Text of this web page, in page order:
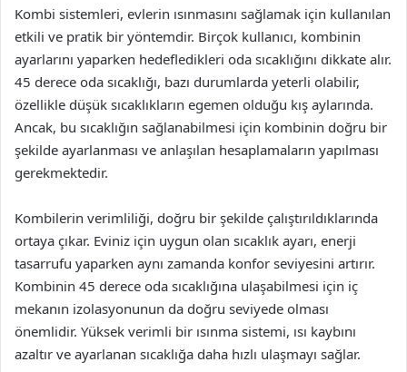
Kombi sistemleri, evlerin ısınmasını sağlamak için kullanılan
etkili ve pratik bir yöntemdir. Birçok kullanıcı, kombinin
ayarlarını yaparken hedefledikleri oda sıcaklığını dikkate alır.
45 derece oda sıcaklığı, bazı durumlarda yeterli olabilir,
özellikle düşük sıcaklıkların egemen olduğu kış aylarında.
Ancak, bu sıcaklığın sağlanabilmesi için kombinin doğru bir
şekilde ayarlanması ve anlaşılan hesaplamaların yapılması
gerekmektedir.
Kombilerin verimliliği, doğru bir şekilde çalıştırıldıklarında
ortaya çıkar. Eviniz için uygun olan sıcaklık ayarı, enerji
tasarrufu yaparken aynı zamanda konfor seviyesini artırır.
Kombinin 45 derece oda sıcaklığına ulaşabilmesi için iç
mekanın izolasyonunun da doğru seviyede olması
önemlidir. Yüksek verimli bir ısınma sistemi, ısı kaybını
azaltır ve ayarlanan sıcaklığa daha hızlı ulaşmayı sağlar.